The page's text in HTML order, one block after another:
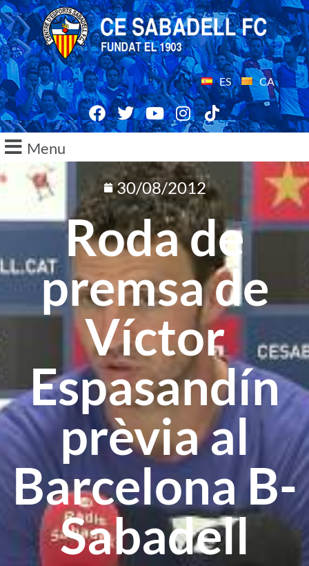
ES CA
Menu
30/08/2012
Roda de
premsa de
Víctor
Espasandín
prèvia al
Barcelona B-
Sabadell